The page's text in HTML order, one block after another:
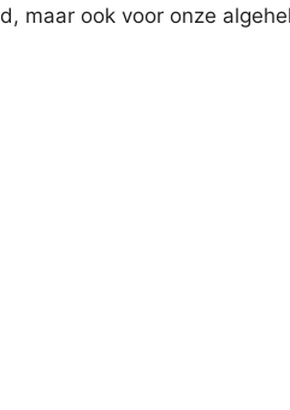
maar ook voor onze